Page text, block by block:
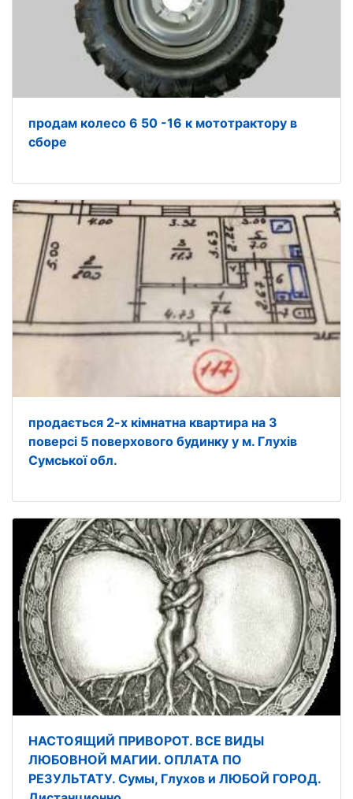
продам колесо 6 50 -16 к мототрактору в
сборе
продається 2-х кімнатна квартира на 3
поверсі 5 поверхового будинку у м. Глухів
Сумської обл.
НАСТОЯЩИЙ ПРИВОРОТ. ВСЕ ВИДЫ
ЛЮБОВНОЙ МАГИИ. ОПЛАТА ПО
РЕЗУЛЬТАТУ. Сумы, Глухов и ЛЮБОЙ ГОРОД.